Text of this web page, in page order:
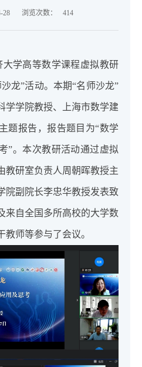
28 浏览次数： 414
大学高等数学课程虚拟教研
龙”活动。本期“名师沙龙”
学学院教授、上海市数学建
题报告，报告题目为“数学
”。本次教研活动通过虚拟
教研室负责人周朝晖教授主
院副院长李忠华教授发表致
来自全国多所高校的大学数
师等参与了会议。